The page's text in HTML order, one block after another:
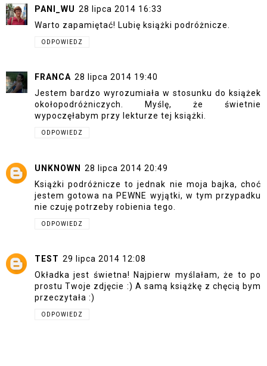
PANI_WU 28 lipca 2014 16:33
Warto zapamiętać! Lubię książki podróżnicze.
ODPOWIEDZ
FRANCA 28 lipca 2014 19:40
Jestem bardzo wyrozumiała w stosunku do książek
okołopodróżniczych. Myślę, że świetnie
wypoczęłabym przy lekturze tej książki.
ODPOWIEDZ
UNKNOWN 28 lipca 2014 20:49
Książki podróżnicze to jednak nie moja bajka, choć
jestem gotowa na PEWNE wyjątki, w tym przypadku
nie czuję potrzeby robienia tego.
ODPOWIEDZ
TEST 29 lipca 2014 12:08
Okładka jest świetna! Najpierw myślałam, że to po
prostu Twoje zdjęcie :) A samą książkę z chęcią bym
przeczytała :)
ODPOWIEDZ